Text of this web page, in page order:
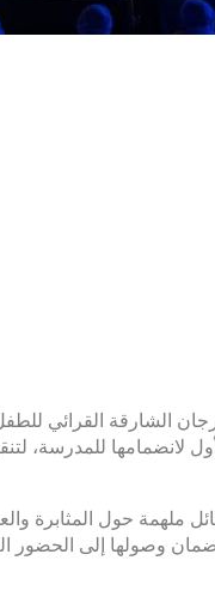
“اختيارك” زوار الدورة الـ 15 من
لانضمامها للمدرسة،
حول المثابرة
وصولها إلى الحضور